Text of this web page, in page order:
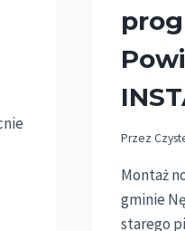
Przez
Montaż
gminie
starego